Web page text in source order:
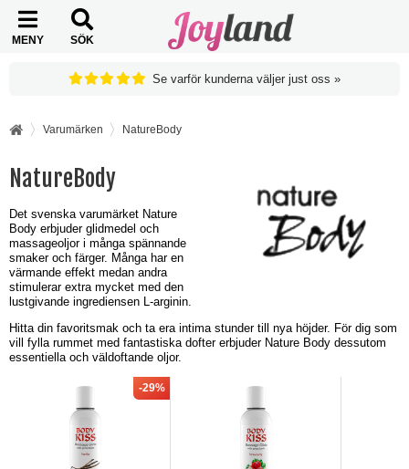
MENY SÖK
Se varför kunderna väljer just oss »
Varumärken NatureBody
NatureBody
Det svenska varumärket Nature
Body erbjuder glidmedel och
massageoljor i många spännande
smaker och färger. Många har en
värmande effekt medan andra
stimulerar extra mycket med den
lustgivande ingrediensen L-arginin.
Hitta din favoritsmak och ta era intima stunder till nya höjder. För dig som
vill fylla rummet med fantastiska dofter erbjuder Nature Body dessutom
essentiella och väldoftande oljor.
-29%